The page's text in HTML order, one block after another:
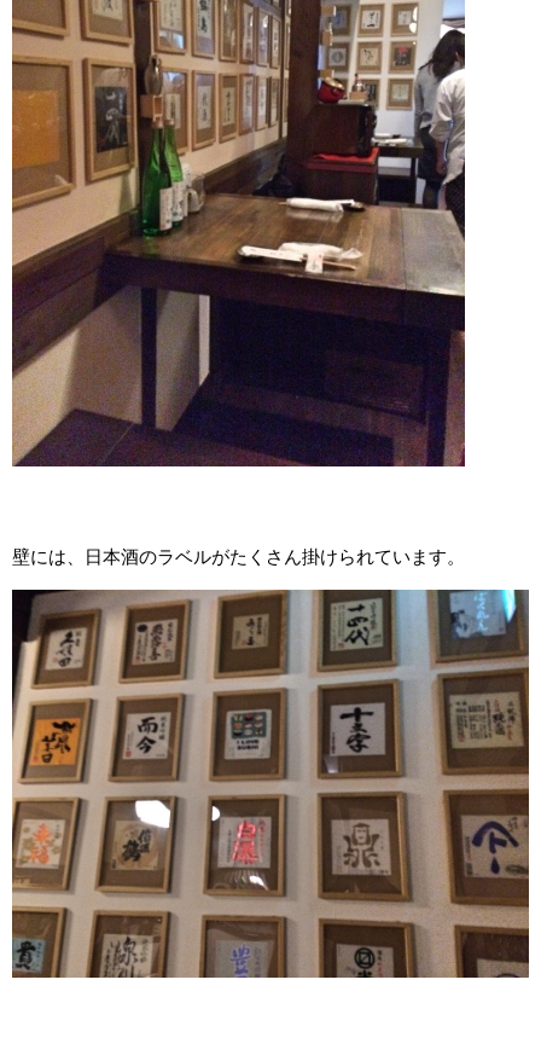
壁には、日本酒のラベルがたくさん掛けられています。